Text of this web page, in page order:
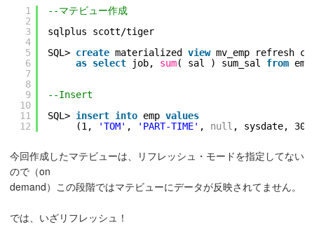
1
2
3
4
5
6
7
8
9
10
11
12
--マテビュー作成
sqlplus scott/tiger
SQL> create materialized view mv_emp refresh
as select job, sum( sal ) sum_sal from
--Insert
SQL> insert into emp values
(1,
'TOM' , 'PART-TIME' , null , sysdate,
今回作成したマテビューは、リフレッシュ・モードを指定してない
ので（on
demand）この段階ではマテビューにデータが反映されてません。
では、いざリフレッシュ！